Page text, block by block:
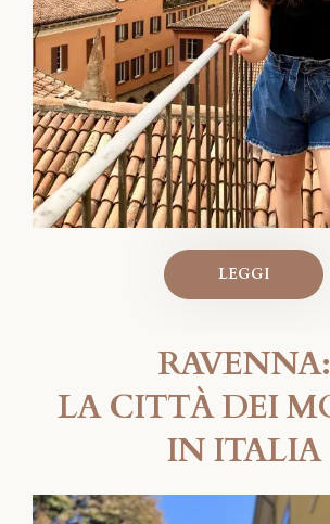
LEGGI
RAVENNA:
LA CITTÀ DEI
IN ITALIA